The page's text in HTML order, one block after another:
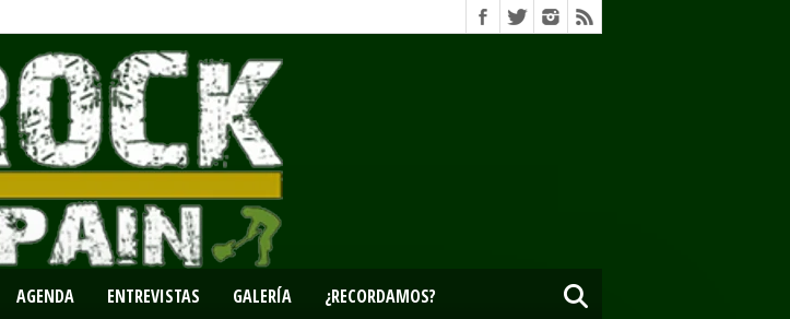
AGENDA ENTREVISTAS GALERÍA ¿RECORDAMOS?